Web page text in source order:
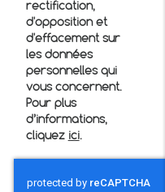
rectification,
d'opposition et
d'effacement sur
les données
personnelles qui
vous concernent.
Pour plus
d’informations,
cliquez ici.